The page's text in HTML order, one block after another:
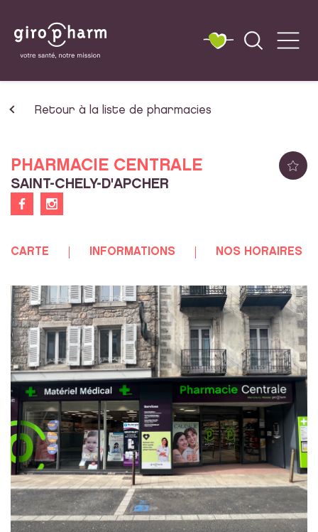
Retour à la liste de pharmacies
PHARMACIE CENTRALE
SAINT-CHELY-D'APCHER
CARTE INFORMATIONS NOS HORAIRES